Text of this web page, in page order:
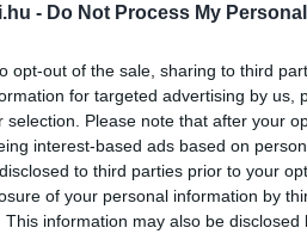
- Do Not Process My
opt-out of the sale, sharing to third
for targeted advertising by us,
selection. Please note that after your
interest-based ads based on
to third parties prior to your
of your personal information by
This information may also be